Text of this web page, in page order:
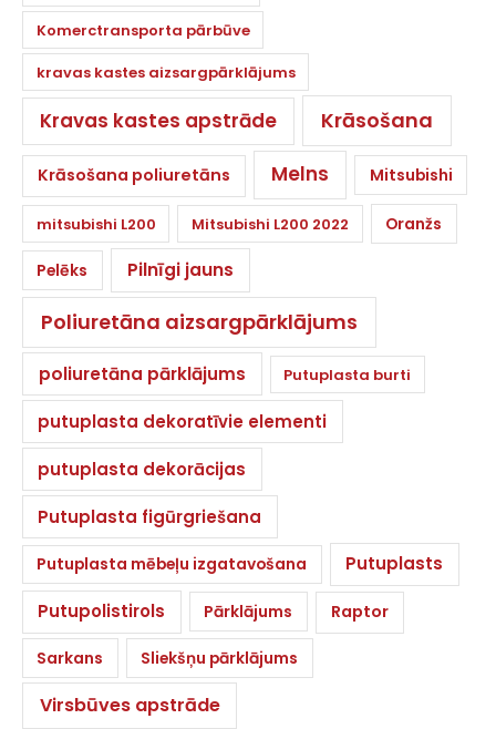
Komerctransporta pārbūve
kravas kastes aizsargpārklājums
Kravas kastes apstrāde Krāsošana
Krāsošana poliuretāns Melns Mitsubishi
mitsubishi L200 Mitsubishi L200 2022 Oranžs
Pelēks Pilnīgi jauns
Poliuretāna aizsargpārklājums
poliuretāna pārklājums Putuplasta burti
putuplasta dekoratīvie elementi
putuplasta dekorācijas
Putuplasta figūrgriešana
Putuplasta mēbeļu izgatavošana Putuplasts
Putupolistirols Pārklājums Raptor
Sarkans Sliekšņu pārklājums
Virsbūves apstrāde